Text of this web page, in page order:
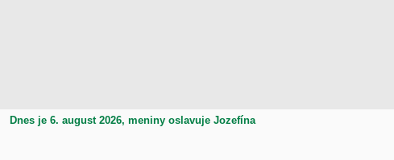
Dnes je 6. august 2026, meniny oslavuje Jozefína